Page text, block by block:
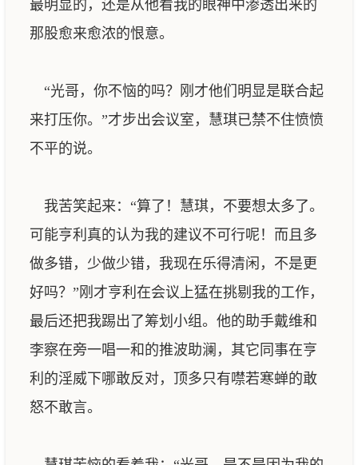
最明显的，还是从他看我的眼神中渗透出来的
那股愈来愈浓的恨意。
“光哥，你不恼的吗？刚才他们明显是联合起
来打压你。”才步出会议室，慧琪已禁不住愤愤
不平的说。
我苦笑起来：“算了！慧琪，不要想太多了。
可能亨利真的认为我的建议不可行呢！而且多
做多错，少做少错，我现在乐得清闲，不是更
好吗？”刚才亨利在会议上猛在挑剔我的工作，
最后还把我踢出了筹划小组。他的助手戴维和
李察在旁一唱一和的推波助澜，其它同事在亨
利的淫威下哪敢反对，顶多只有噤若寒蝉的敢
怒不敢言。